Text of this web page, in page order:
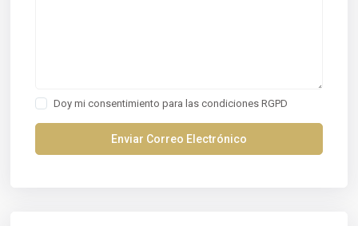
Doy mi consentimiento para lascondiciones RGPD